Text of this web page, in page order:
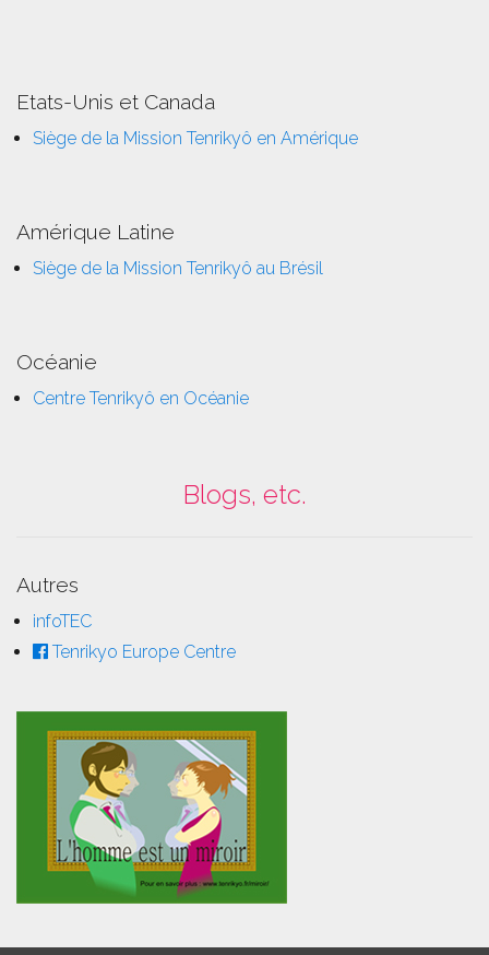
Etats-Unis et Canada
Siège de la Mission Tenrikyô en Amérique
Amérique Latine
Siège de la Mission Tenrikyô au Brésil
Océanie
Centre Tenrikyô en Océanie
Blogs, etc.
Autres
infoTEC
Tenrikyo Europe Centre